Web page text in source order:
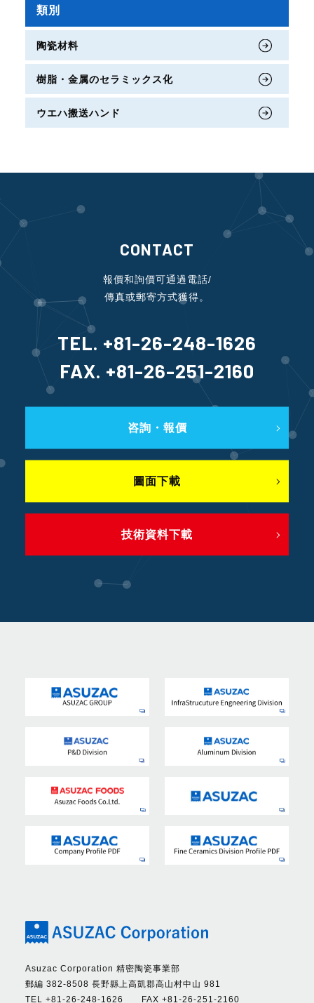
類別
陶瓷材料
樹脂・金属のセラミックス化
ウエハ搬送ハンド
CONTACT
報價和詢價可通過電話/
傳真或郵寄方式獲得。
TEL. +81-26-248-1626
FAX. +81-26-251-2160
咨詢・報價
圖面下載
技術資料下載
Asuzac Corporation 精密陶瓷事業部
郵編 382-8508 長野縣上高凱郡高山村中山 981
TEL +81-26-248-1626 FAX +81-26-251-2160